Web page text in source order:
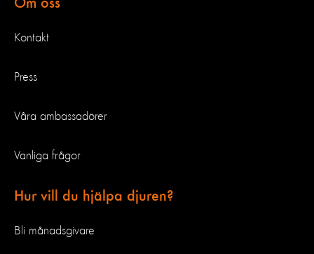
Om oss
Kontakt
Press
Våra ambassadörer
Vanliga frågor
Hur vill du hjälpa djuren?
Bli månadsgivare